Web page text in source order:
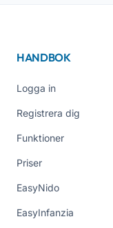
HANDBOK
Logga in
Registrera dig
Funktioner
Priser
EasyNido
EasyInfanzia